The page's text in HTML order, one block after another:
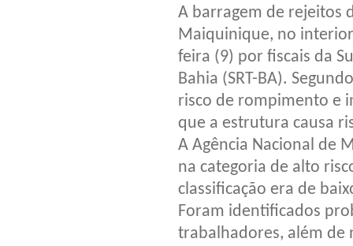
A barragem de rejeitos
Maiquinique, no
feira (9) por fiscais da
Bahia (SRT-BA).
risco de rompimento e
que a estrutura causa
A Agência Nacional de
na categoria de alto
classificação era de
Foram identificados
trabalhadores, além de